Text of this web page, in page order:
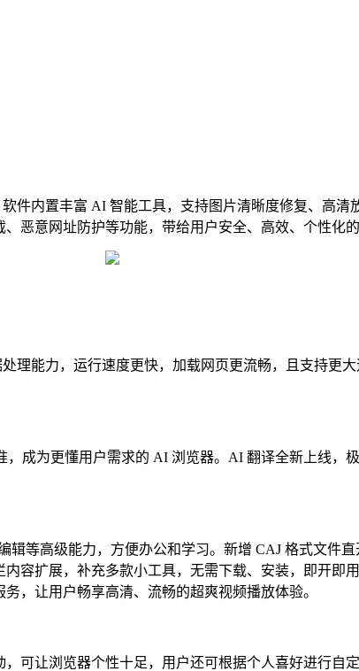
内置丰富 AI 智能工具，支持图片清晰度修复、高清
恶意网址防护等功能，带给用户安全、高效、个性化的
能力，运行速度更快，加载网页更流畅，且支持更
为更懂用户需求的 AI 浏览器。AI 翻译全新上线，
高级能力，方便办公和学习。新增 CAJ 格式文件
容扩展，补充多款小工具，无需下载、安装，即开即
，让用户畅享高清、流畅的超爽视频播放体验。
让浏览器个性十足，用户还可根据个人喜好进行自